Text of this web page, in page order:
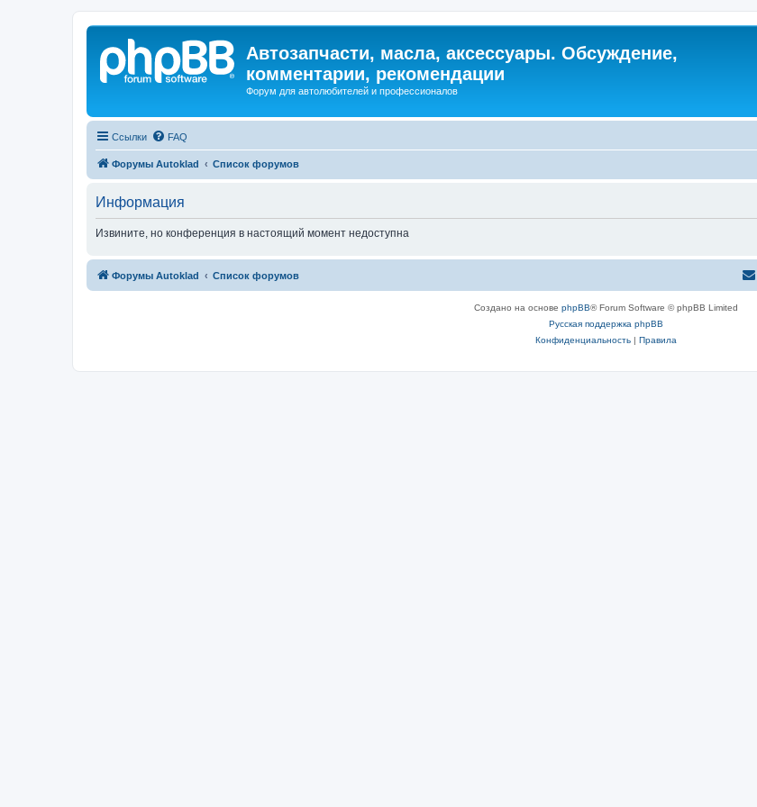
Автозапчасти, масла, аксессуары. Обсуждение,
комментарии, рекомендации
Форум для автолюбителей и профессионалов
Ссылки FAQ
Форумы Autoklad Список форумов
Информация
Извините, но конференция в настоящий момент недоступна
Форумы Autoklad Список форумов
Создано на основе phpBB® Forum Software © phpBB Limited
Русская поддержка phpBB
Конфиденциальность| Правила